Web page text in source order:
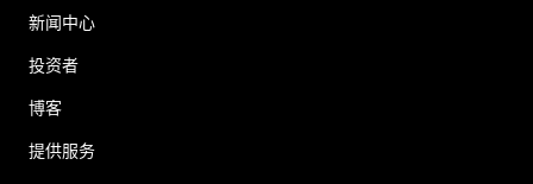
新闻中心
投资者
博客
提供服务